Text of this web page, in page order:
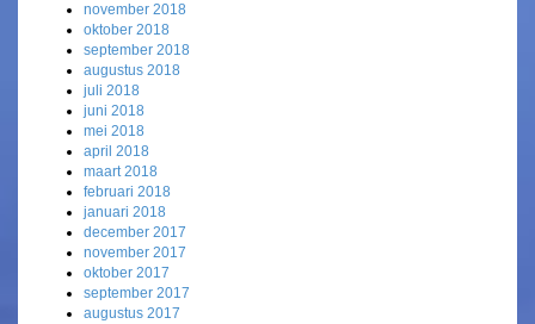
november 2018
oktober 2018
september 2018
augustus 2018
juli 2018
juni 2018
mei 2018
april 2018
maart 2018
februari 2018
januari 2018
december 2017
november 2017
oktober 2017
september 2017
augustus 2017